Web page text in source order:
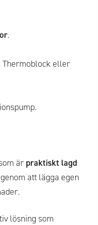
.
Thermoblock eller
är praktiskt lagd
att lägga egen
lösning som